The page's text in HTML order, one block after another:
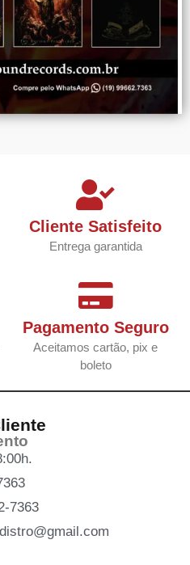
Cliente Satisfeito
Entrega garantida
Pagamento Seguro
Aceitamos cartão, pix e
boleto
7363